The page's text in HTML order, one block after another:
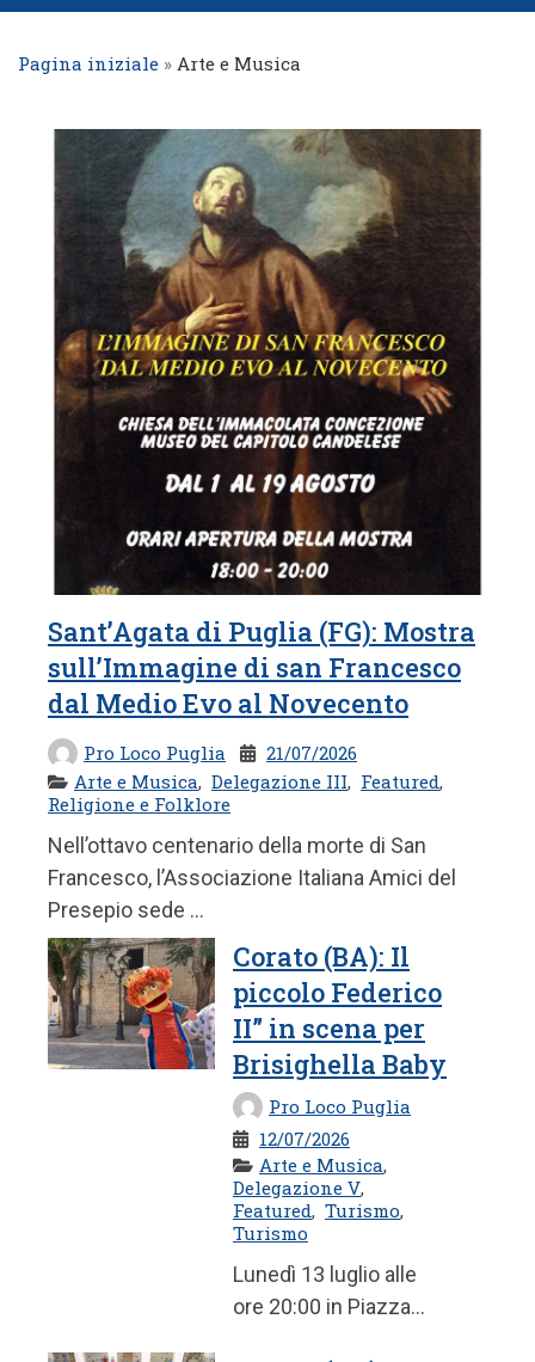
Pagina iniziale » Arte e Musica
Sant’Agata di Puglia (FG): Mostra
sull’Immagine di san Francesco
dal Medio Evo al Novecento
Pro Loco Puglia
21/07/2026
Arte e Musica, Delegazione III, Featured,
Religione e Folklore
Nell’ottavo centenario della morte di San
Francesco, l’Associazione Italiana Amici del
Presepio sede ...
Corato (BA): Il
piccolo Federico
II” in scena per
Brisighella Baby
Pro Loco Puglia
12/07/2026
Arte e Musica,
Delegazione V,
Featured, Turismo,
Turismo
​Lunedì 13 luglio alle
ore 20:00 in Piazza